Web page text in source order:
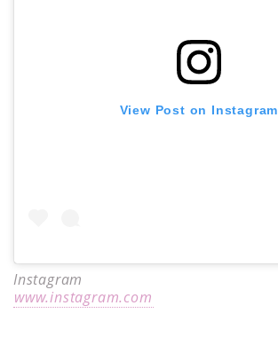
View Post on Instagram
Instagram
www.instagram.com